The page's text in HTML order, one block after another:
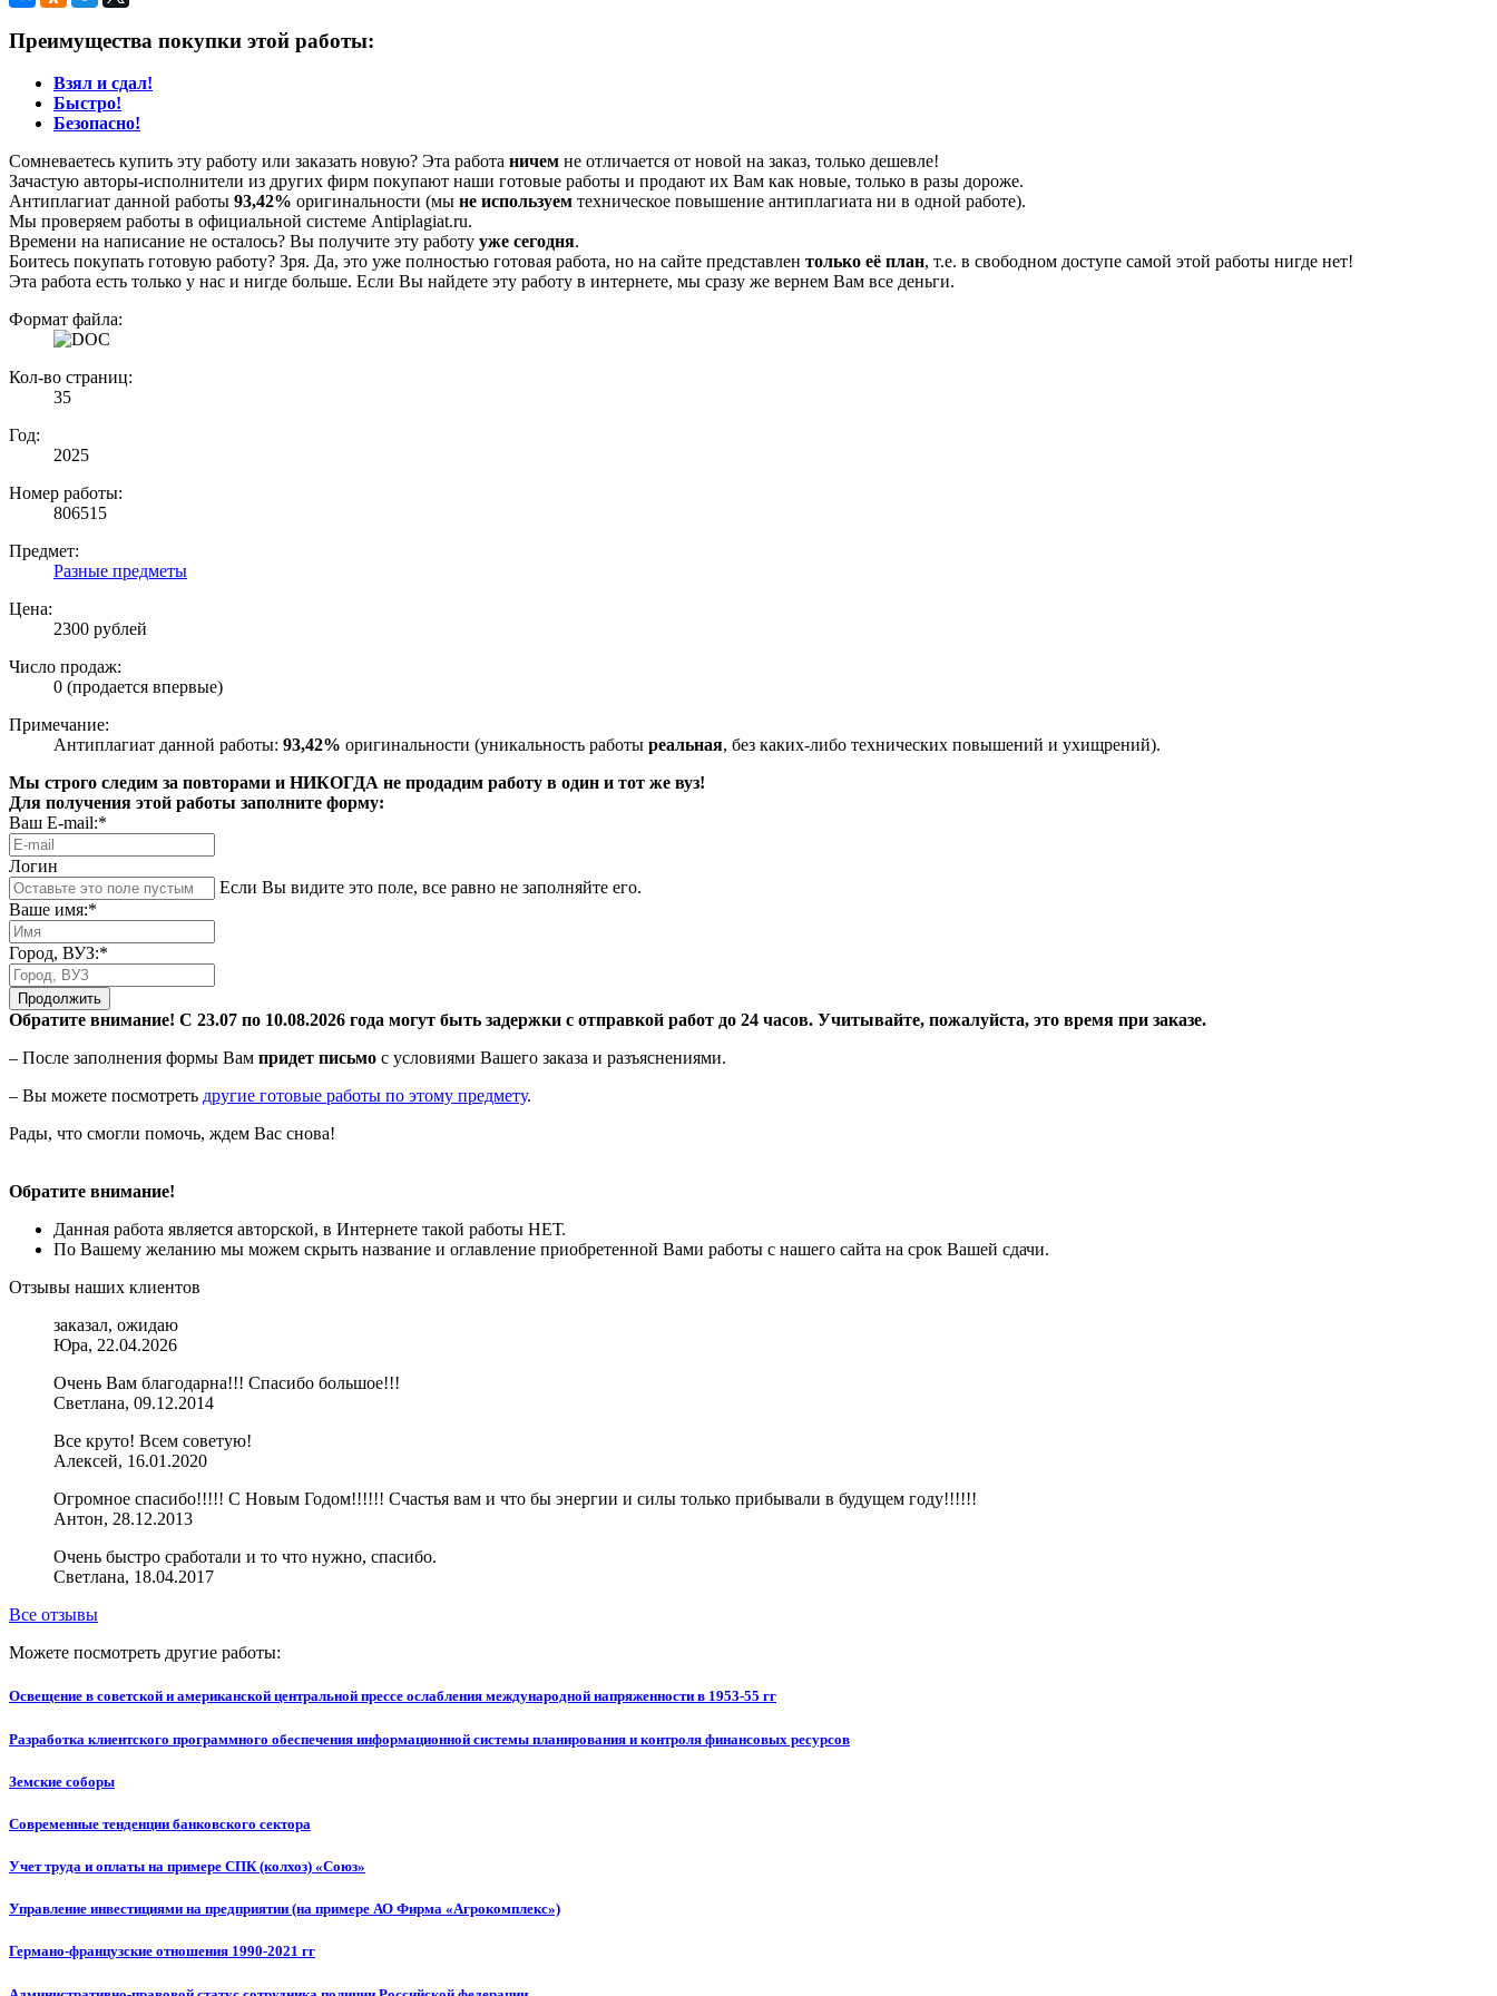
Преимущества покупки этой работы:
Взял и сдал!
Быстро!
Безопасно!
Сомневаетесь купить эту работу или заказать новую? Эта работа ничем не отличается от новой на заказ, только дешевле!
Зачастую авторы-исполнители из других фирм покупают наши готовые работы и продают их Вам как новые, только в разы дороже.
Антиплагиат данной работы 93,42% оригинальности (мы не используем техническое повышение антиплагиата ни в одной работе).
Мы проверяем работы в официальной системе Аntiplagiat.ru.
Времени на написание не осталось? Вы получите эту работу уже сегодня.
Боитесь покупать готовую работу? Зря. Да, это уже полностью готовая работа, но на сайте представлен только её план, т.е. в свободном доступе самой этой работы нигде нет!
Эта работа есть только у нас и нигде больше. Если Вы найдете эту работу в интернете, мы сразу же вернем Вам все деньги.
Формат файла:
Кол-во страниц:
35
Год:
2025
Номер работы:
806515
Предмет:
Разные предметы
Цена:
2300 рублей
Число продаж:
0 (продается впервые)
Примечание:
Антиплагиат данной работы: 93,42% оригинальности (уникальность работы реальная, без каких-либо технических повышений и ухищрений).
Мы строго следим за повторами и НИКОГДА не продадим работу в один и тот же вуз!
Для получения этой работы заполните форму:
Ваш E-mail:*
Логин
Если Вы видите это поле, все равно не заполняйте его.
Ваше имя:*
Город, ВУЗ:*
Продолжить
Обратите внимание! С 23.07 по 10.08.2026 года могут быть задержки с отправкой работ до 24 часов. Учитывайте, пожалуйста, это время при заказе.
– После заполнения формы Вам придет письмо с условиями Вашего заказа и разъяснениями.
– Вы можете посмотреть другие готовые работы по этому предмету.
Рады, что смогли помочь, ждем Вас снова!
Обратите внимание!
Данная работа является авторской, в Интернете такой работы НЕТ.
По Вашему желанию мы можем скрыть название и оглавление приобретенной Вами работы с нашего сайта на срок Вашей сдачи.
Отзывы наших клиентов
заказал, ожидаю
Юра, 22.04.2026
Очень Вам благодарна!!! Спасибо большое!!!
Светлана, 09.12.2014
Все круто! Всем советую!
Алексей, 16.01.2020
Огромное спасибо!!!!! С Новым Годом!!!!!! Счастья вам и что бы энергии и силы только прибывали в будущем году!!!!!!
Антон, 28.12.2013
Очень быстро сработали и то что нужно, спасибо.
Светлана, 18.04.2017
Все отзывы
Можете посмотреть другие работы:
Освещение в советской и американской центральной прессе ослабления международной напряженности в 1953-55 гг
Разработка клиентского программного обеспечения информационной системы планирования и контроля финансовых ресурсов
Земские соборы
Современные тенденции банковского сектора
Учет труда и оплаты на примере СПК (колхоз) «Союз»
Управление инвестициями на предприятии (на примере АО Фирма «Агрокомплекс»)
Германо-французские отношения 1990-2021 гг